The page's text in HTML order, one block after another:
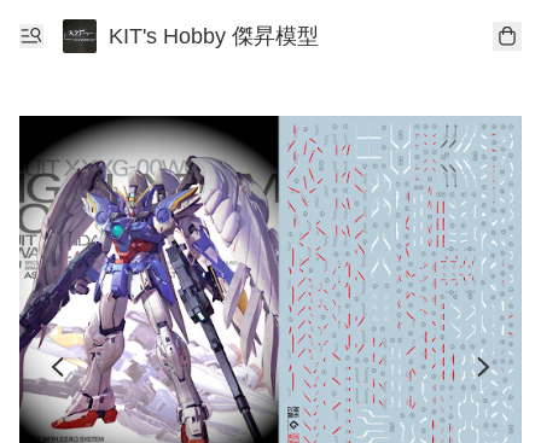
KIT's Hobby 傑昇模型